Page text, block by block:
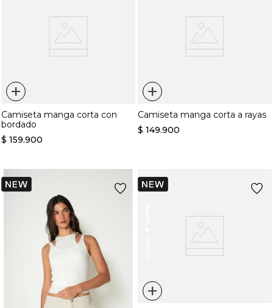
+
Camiseta manga corta con
bordado
$ 159.900
+
Camiseta manga corta a rayas
$ 149.900
+